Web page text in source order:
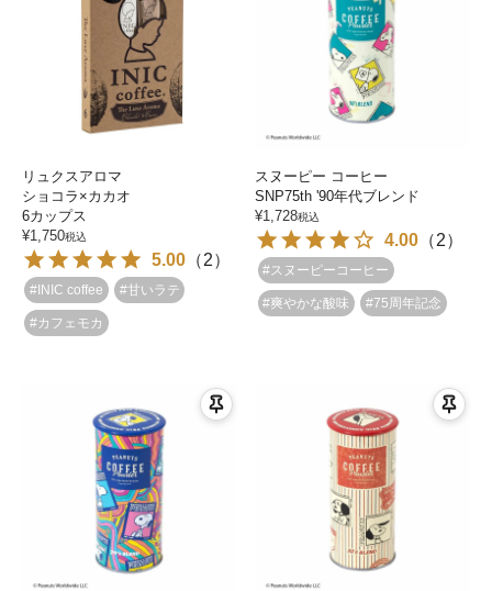
リュクスアロマ
ショコラ×カカオ
6カップス
¥1,750税込
5.00 （2）
#INIC coffee #甘いラテ
#カフェモカ
スヌーピー コーヒー
SNP75th '90年代ブレンド
¥1,728税込
4.00 （2）
#スヌーピーコーヒー
#爽やかな酸味 #75周年記念